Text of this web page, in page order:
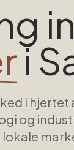
i
i hjertet
og